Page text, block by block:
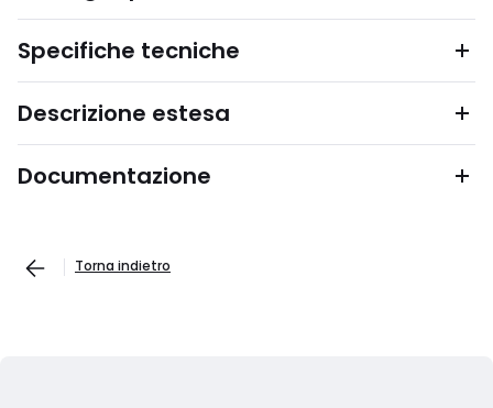
Specifiche tecniche
Descrizione estesa
Documentazione
Torna indietro